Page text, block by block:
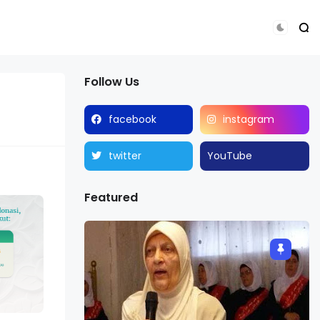
Follow Us
facebook instagram
twitter YouTube
Featured